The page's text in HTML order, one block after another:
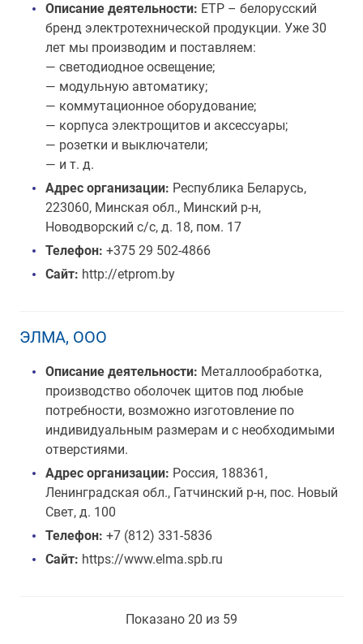
Описание деятельности: ЕТР – белорусский
бренд электротехнической продукции. Уже 30
лет мы производим и поставляем:
— светодиодное освещение;
— модульную автоматику;
— коммутационное оборудование;
— корпуса электрощитов и аксессуары;
— розетки и выключатели;
— и т. д.
Адрес организации: Республика Беларусь,
223060, Минская обл., Минский р-н,
Новодворский с/с, д. 18, пом. 17
Телефон: +375 29 502-4866
Сайт: http://etprom.by
ЭЛМА, ООО
Описание деятельности: Металлообработка,
производство оболочек щитов под любые
потребности, возможно изготовление по
индивидуальным размерам и с необходимыми
отверстиями.
Адрес организации: Россия, 188361,
Ленинградская обл., Гатчинский р-н, пос. Новый
Свет, д. 100
Телефон: +7 (812) 331-5836
Сайт: https://www.elma.spb.ru
Показано 20 из 59